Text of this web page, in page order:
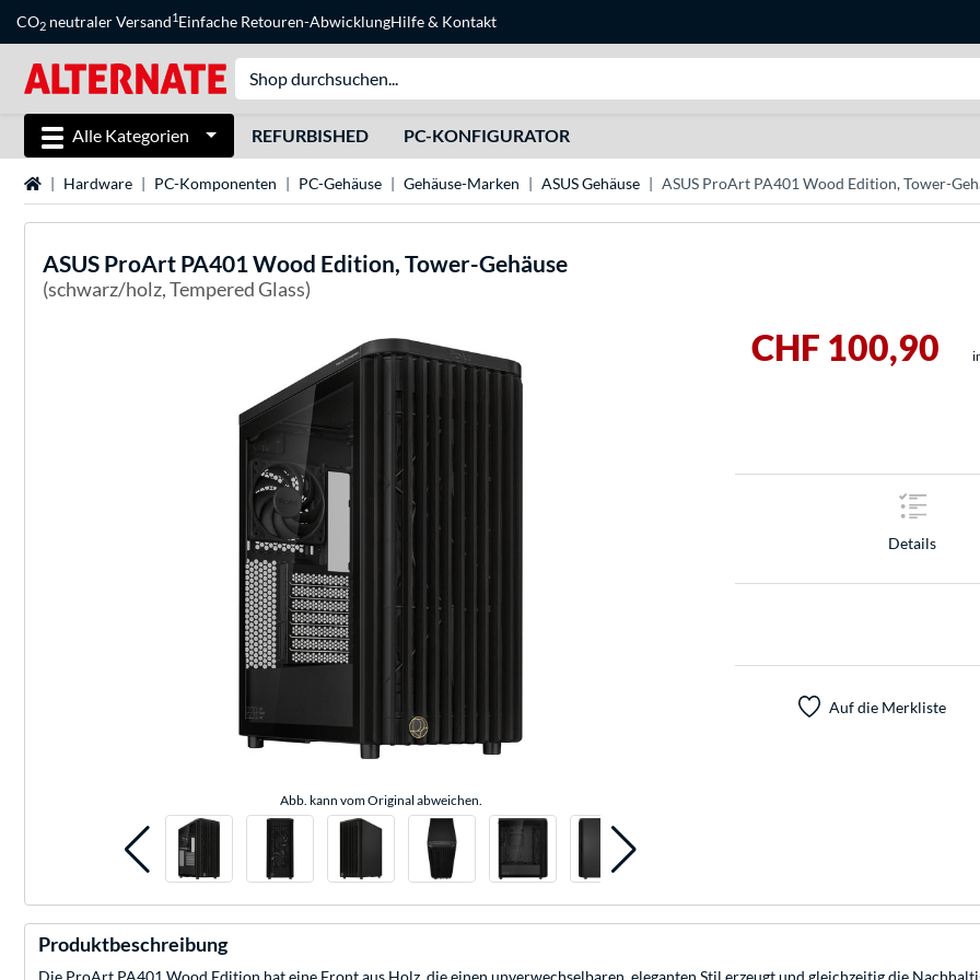
CO2 neutraler Versand1Einfache Retouren-AbwicklungHilfe& Kontakt
Alle Kategorien REFURBISHED PC-KONFIGURATOR
StartseiteHardware PC-Komponenten PC-Gehäuse Gehäuse-Marken ASUS Gehäuse ASUS ProArt PA401 Wood Edition, Tower-
ASUS ProArt PA401 Wood Edition, Tower-Gehäuse
(schwarz/holz, Tempered Glass)
Abb. kann vom Original abweichen.
CHF 100,90
Details
Auf die Merkliste
Produktbeschreibung